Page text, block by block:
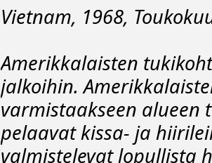
Vietnam, 1968,
Amerikkalaisten
jalkoihin.
varmistaakseen alueen
pelaavat kissa- ja
valmistelevat lopullista